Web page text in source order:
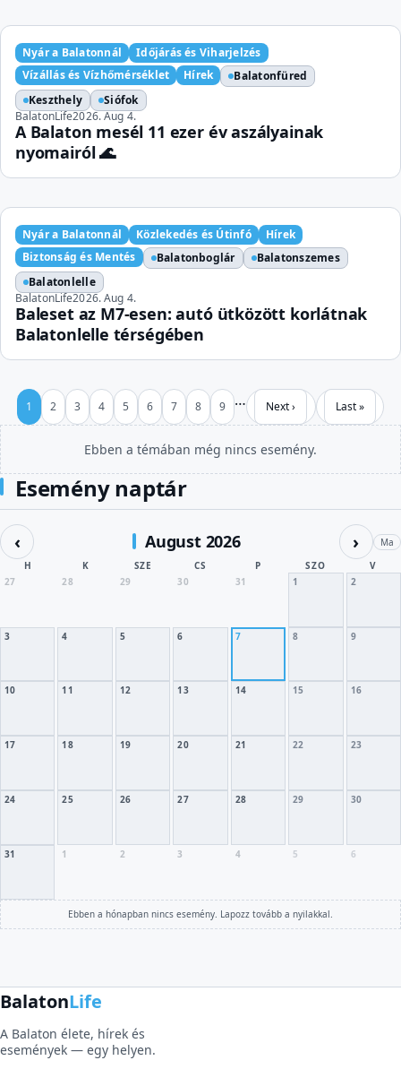
Nyár a Balatonnál
Időjárás és Viharjelzés
Vízállás és Vízhőmérséklet
Hírek
Balatonfüred
Keszthely
Siófok
BalatonLife2026. Aug 4.
A Balaton mesél 11 ezer év aszályainak
nyomairól 🌊
Nyár a Balatonnál Közlekedés és Útinfó
Hírek
Biztonság és Mentés
Balatonboglár
Balatonszemes
Balatonlelle
BalatonLife2026. Aug 4.
Baleset az M7-esen: autó ütközött korlátnak
Balatonlelle térségében
Pagination
Page
1 Page
2 Page
3 Page
4 Page
5 Page
6 Page
7 Page
8 Page
9 … Next page
Next › Last page
Last »
Ebben a témában még nincs esemény.
Esemény naptár
‹ August 2026 ›
Ma
H
K SZE CS P SZO
V
27
28 29 30 31 1 2
3 4 5 6 7 8 9
10 11 12 13 14 15 16
17 18 19 20 21 22 23
24 25 26 27 28 29 30
31 1 2 3 4 5 6
Ebben a hónapban nincs esemény. Lapozz tovább a nyilakkal.
BalatonLife
A Balaton élete, hírek és
események — egy helyen.